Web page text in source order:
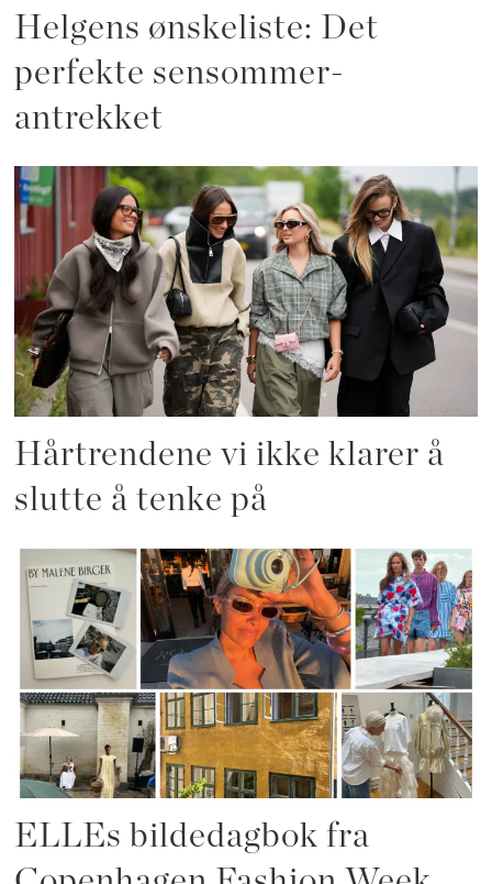
Helgens ønskeliste: Det
perfekte sensommer-
antrekket
Hårtrendene vi ikke klarer å
slutte å tenke på
ELLEs bildedagbok fra